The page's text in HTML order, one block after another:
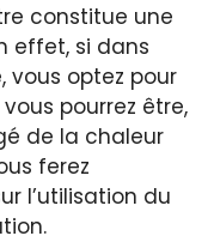
constitue une
effet, si dans
vous optez pour
pourrez être,
de la chaleur
ferez
l’utilisation du